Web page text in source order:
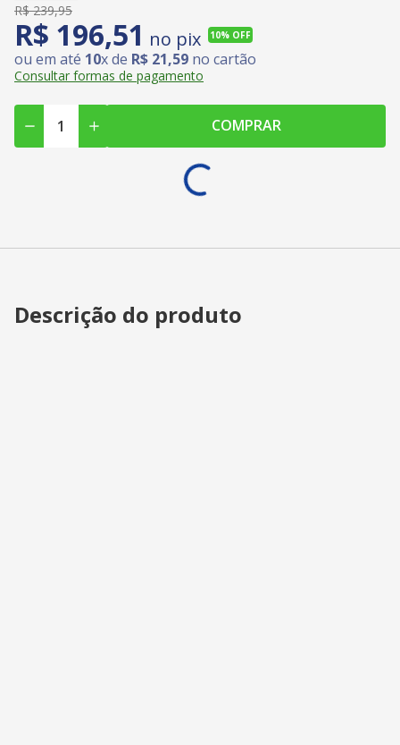
R$ 239,95
R$ 196,51 no pix 10% OFF
ou em até 10x de R$ 21,59 no cartão
Consultar formas de pagamento
COMPRAR
Descrição do produto